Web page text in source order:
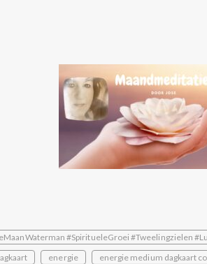
#SpiritueleGroei #Tweelingzielen
energie energie medium dagkaart